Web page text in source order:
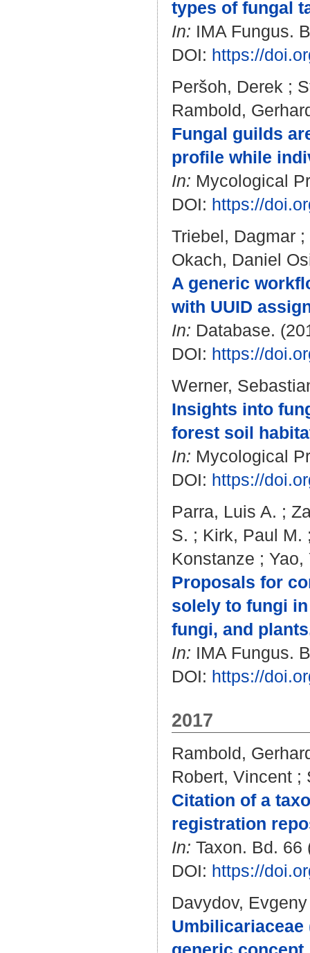
types of fungal
In: IMA Fungus.
DOI: https://
Peršoh, Derek ;
Rambold,
Fungal guilds
profile while
In: Mycological
DOI: https://
Triebel, Dagmar ;
Okach, Daniel
A generic
with UUID
In: Database.
DOI: https://
Werner,
Insights into
forest soil
In: Mycological
DOI: https://
Parra, Luis A. ;
S. ; Kirk, Paul M.
Konstanze ; Yao,
Proposals for
solely to fungi
fungi, and
In: IMA Fungus.
DOI: https://
2017
Rambold,
Robert, Vincent ;
Citation of a
registration
In: Taxon. Bd. 66
DOI: https://
Davydov,
Umbilicariaceae